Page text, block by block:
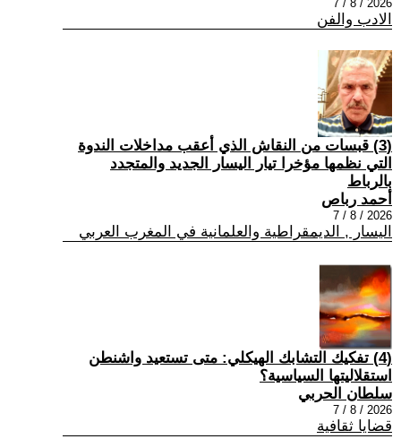
2026 / 8 / 7
الادب والفن
(3) قبسات من النقاش الذي أعقب مداخلات الندوة
التي نظمها مؤخرا تيار اليسار الجديد والمتجدد
بالرباط
أحمد رباص
2026 / 8 / 7
اليسار , الديمقراطية والعلمانية في المغرب العربي
(4) تفكيك التشابك الهيكلي: متى تستعيد واشنطن
استقلاليتها السياسية؟
سلطان الحربي
2026 / 8 / 7
قضايا ثقافية